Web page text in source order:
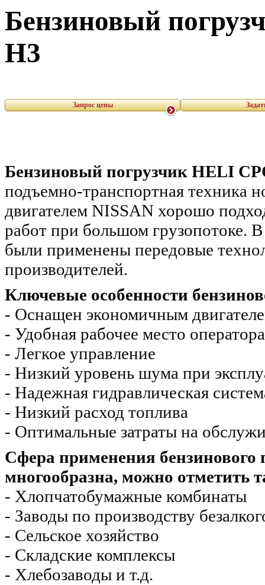
Бензиновый
H3
Запрос цены
Бензиновый погрузчик HELI
подъемно-транспортная техника
двигателем NISSAN хорошо
работ при большом грузопотоке.
были применены передовые
производителей.
Ключевые особенности
- Оснащен экономичным
- Удобная рабочее место оператора
- Легкое управление
- Низкий уровень шума при
- Надежная гидравлическая
- Низкий расход топлива
- Оптимальные затраты на
Сфера применения
многообразна, можно отметить
- Хлопчатобумажные комбинаты
- Заводы по производству
- Сельское хозяйство
- Складские комплексы
- Хлебозаводы и т.д.